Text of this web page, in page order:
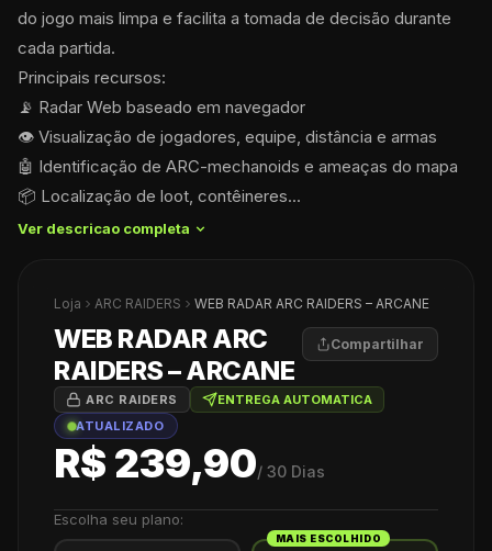
do jogo mais limpa e facilita a tomada de decisão durante
cada partida.
Principais recursos:
📡 Radar Web baseado em navegador
👁️ Visualização de jogadores, equipe, distância e armas
🤖 Identificação de ARC-mechanoids e ameaças do mapa
📦 Localização de loot, contêineres...
Loja ARC RAIDERS WEB RADAR ARC RAIDERS – ARCANE
WEB RADAR ARC
RAIDERS – ARCANE
Compartilhar
ARC RAIDERS
ENTREGA AUTOMATICA
ATUALIZADO
R$ 239,90/ 30 Dias
Escolha seu plano:
MAIS ESCOLHIDO